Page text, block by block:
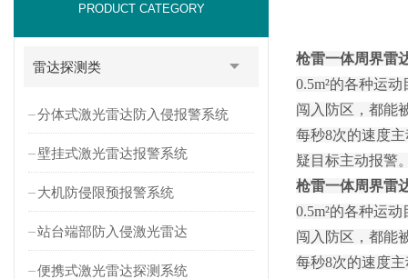
PRODUCT CATEGORY
雷达探测类
分体式激光雷达防入侵报警系统
壁挂式激光雷达报警系统
大机防侵限预报警系统
站台端部防入侵激光雷达
便携式激光雷达探测系统
枪雷一体周界雷
0.5m²的各种运
闯入防区，都能
每秒8次的速度
疑目标主动报警
枪雷一体周界雷
0.5m²的各种运
闯入防区，都能
每秒8次的速度